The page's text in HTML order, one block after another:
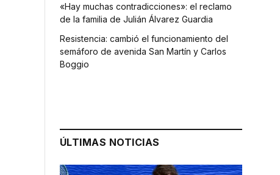
«Hay muchas contradicciones»: el reclamo
de la familia de Julián Álvarez Guardia
Resistencia: cambió el funcionamiento del
semáforo de avenida San Martín y Carlos
Boggio
ÚLTIMAS NOTICIAS